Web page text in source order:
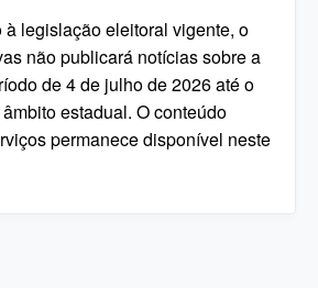
à legislação eleitoral vigente, o
não publicará notícias sobre a
de 4 de julho de 2026 até o
estadual. O conteúdo
permanece disponível neste